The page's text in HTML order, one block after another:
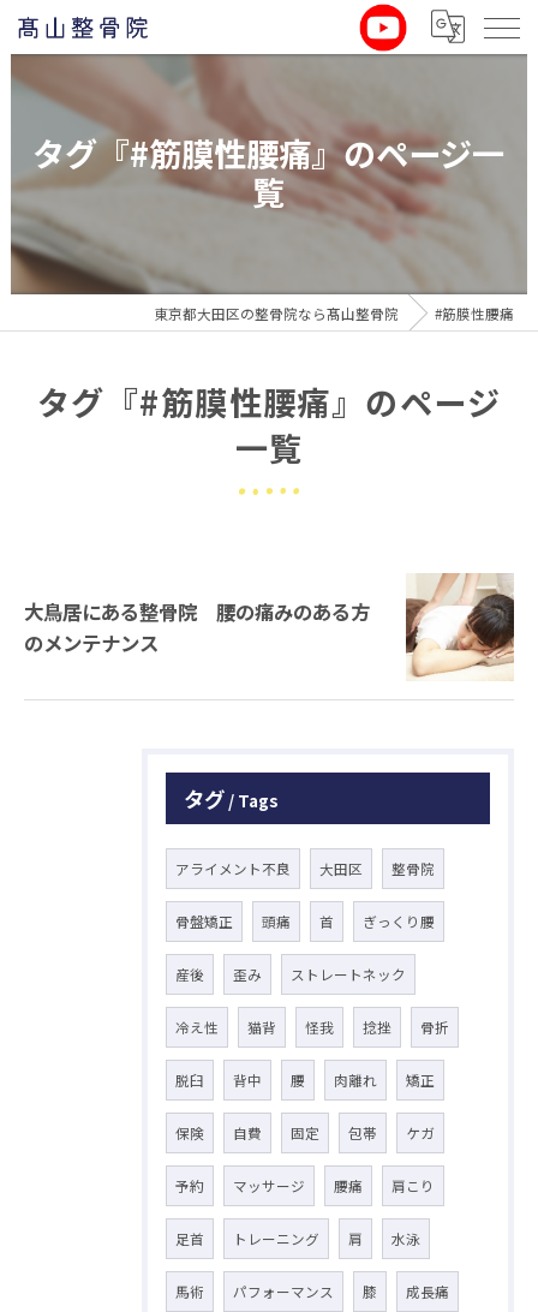
タグ『#筋膜性腰痛』のページ一
覧
東京都大田区の整骨院なら髙山整骨院 #筋膜性腰痛
タグ『#筋膜性腰痛』のページ
一覧
大鳥居にある整骨院 腰の痛みのある方
のメンテナンス
タグ Tags
アライメント不良 大田区 整骨院
骨盤矯正 頭痛 首 ぎっくり腰
産後 歪み ストレートネック
冷え性 猫背 怪我 捻挫 骨折
脱臼 背中 腰 肉離れ 矯正
保険 自費 固定 包帯 ケガ
予約 マッサージ 腰痛 肩こり
足首 トレーニング 肩 水泳
馬術 パフォーマンス 膝 成長痛